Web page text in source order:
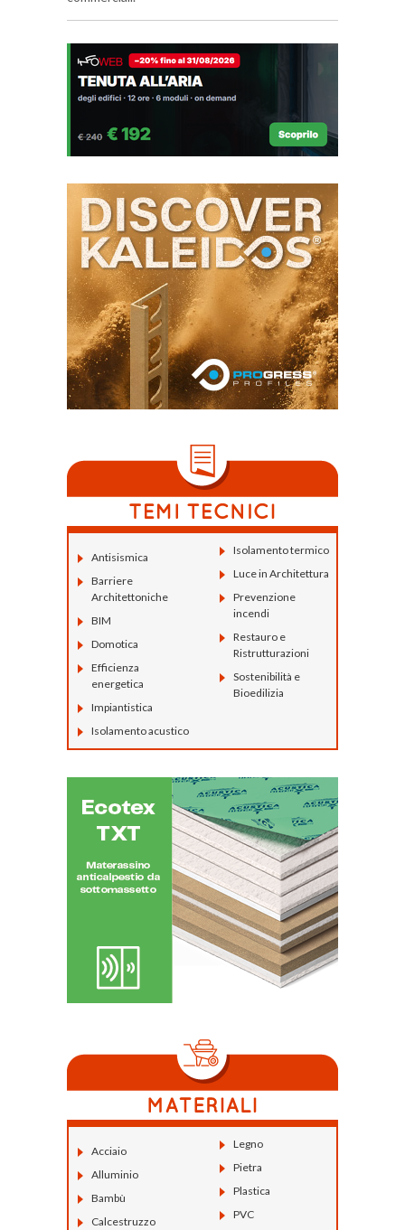
Antisismica
Barriere
Architettoniche
BIM
Domotica
Efficienza
energetica
Impiantistica
Isolamento acustico
Isolamento termico
Luce in Architettura
Prevenzione
incendi
Restauro e
Ristrutturazioni
Sostenibilità e
Bioedilizia
Acciaio
Alluminio
Bambù
Calcestruzzo
Legno
Pietra
Plastica
PVC